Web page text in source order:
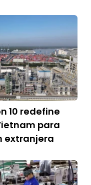
10 redefine
para
extranjera